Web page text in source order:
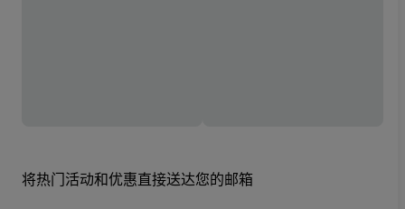
将热门活动和优惠直接送达您的邮箱